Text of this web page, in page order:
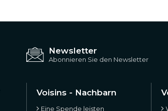
Newsletter
Abonnieren Sie den Newsletter
Voisins - Nachbarn
Eine Spende leisten